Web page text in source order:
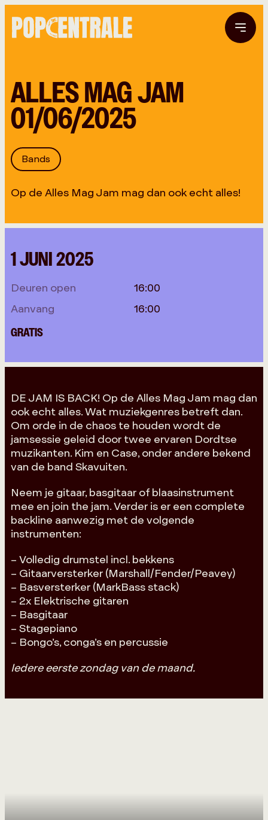
ALLES MAG JAM
01/06/2025
Bands
Op de Alles Mag Jam mag dan ook echt alles!
1 JUNI 2025
Deuren open
16:00
Aanvang
16:00
GRATIS
DE JAM IS BACK! Op de Alles Mag Jam mag dan
ook echt alles. Wat muziekgenres betreft dan.
Om orde in de chaos te houden wordt de
jamsessie geleid door twee ervaren Dordtse
muzikanten. Kim en Case, onder andere bekend
van de band Skavuiten.
Neem je gitaar, basgitaar of blaasinstrument
mee en join the jam. Verder is er een complete
backline aanwezig met de volgende
instrumenten:
– Volledig drumstel incl. bekkens
– Gitaarversterker (Marshall/Fender/Peavey)
– Basversterker (MarkBass stack)
– 2x Elektrische gitaren
– Basgitaar
– Stagepiano
– Bongo’s, conga’s‍ en percussie
Iedere eerste zondag van de maand.